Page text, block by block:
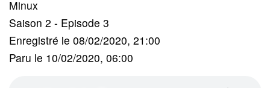
Minux
Saison 2 - Episode 3
Enregistré le 08/02/2020, 21:00
Paru le 10/02/2020, 06:00